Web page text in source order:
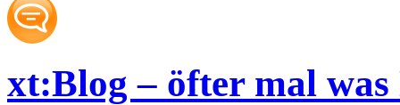
xt:Blog – öfter mal was